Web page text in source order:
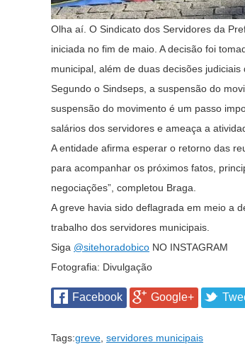
Olha aí. O Sindicato dos Servidores da
iniciada no fim de maio. A decisão foi
municipal, além de duas decisões
Segundo o Sindseps, a suspensão do
suspensão do movimento é um passo
salários dos servidores e ameaça a
A entidade afirma esperar o retorno das
para acompanhar os próximos fatos,
negociações”, completou Braga.
A greve havia sido deflagrada em meio a
trabalho dos servidores municipais.
Siga @sitehoradobico NO INSTAGRAM
Fotografia: Divulgação
Facebook Google+
Tags:greve servidores municipais